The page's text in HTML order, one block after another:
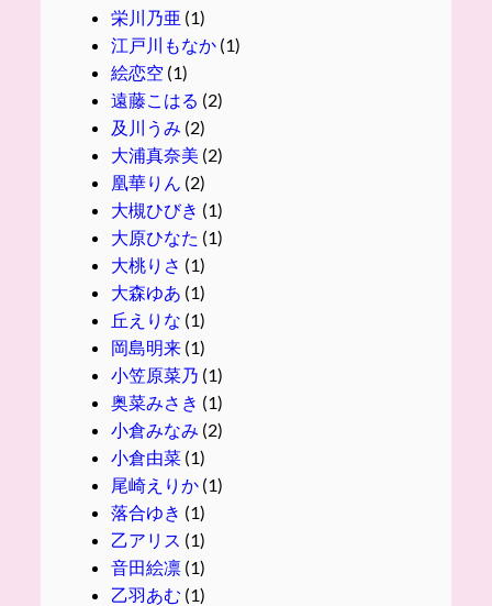
栄川乃亜 (1)
江戸川もなか(1)
絵恋空 (1)
遠藤こはる (2)
及川うみ (2)
大浦真奈美 (2)
凰華りん (2)
大槻ひびき (1)
大原ひなた (1)
大桃りさ (1)
大森ゆあ (1)
丘えりな (1)
岡島明来(1)
小笠原菜乃 (1)
奥菜みさき (1)
小倉みなみ (2)
小倉由菜(1)
尾崎えりか(1)
落合ゆき (1)
乙アリス (1)
音田絵凛(1)
乙羽あむ (1)